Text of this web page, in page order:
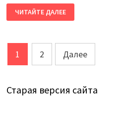
ИЗ
ЛУЧШИХ
РАБОТ
ОРГАНИЗОВАНА
ФОТОВЫСТАВКА
ЧИТАЙТЕ ДАЛЕЕ
Пагинация
записей
1 2 Далее
Старая версия сайта